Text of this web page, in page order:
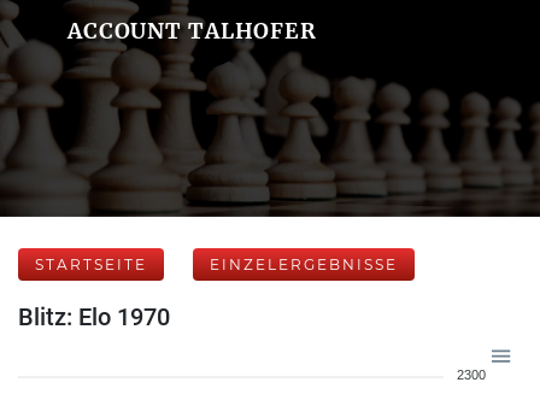
ACCOUNT TALHOFER
STARTSEITE EINZELERGEBNISSE
Blitz: Elo 1970
2300